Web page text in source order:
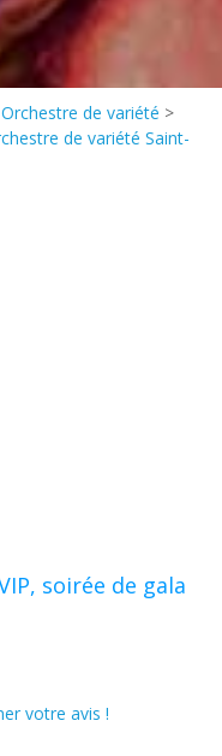
de variété >
de variété Saint-
soirée de gala
votre avis !